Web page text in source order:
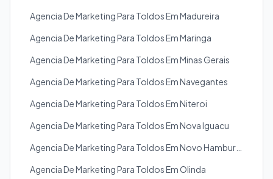
Agencia De Marketing Para Toldos Em Madureira
Agencia De Marketing Para Toldos Em Maringa
Agencia De Marketing Para Toldos Em Minas Gerais
Agencia De Marketing Para Toldos Em Navegantes
Agencia De Marketing Para Toldos Em Niteroi
Agencia De Marketing Para Toldos Em Nova Iguacu
Agencia De Marketing Para Toldos Em Olinda